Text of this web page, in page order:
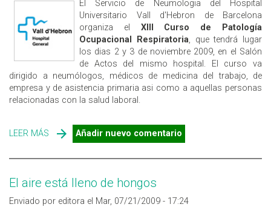
El Servicio de Neumologia del Hospital
Universitario Vall d'Hebron de Barcelona
organiza el XIII Curso de Patología
Ocupacional Respiratoria, que tendrá lugar
los dias 2 y 3 de noviembre 2009, en el Salón
de Actos del mismo hospital. El curso va
dirigido a neumólogos, médicos de medicina del trabajo, de
empresa y de asistencia primaria asi como a aquellas personas
relacionadas con la salud laboral.
LEER MÁS SOBRE XIII CURSO DE PATOLOGÍA OCUPACIONAL
RESPIRATORIA
Añadir nuevo comentario
El aire está lleno de hongos
Enviado por editora el Mar, 07/21/2009 - 17:24